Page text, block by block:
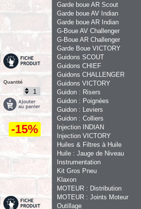
Quantité
-15%
Garde boue AR Scout
Garde boue AV Indian
Garde boue AR Indian
G-Boue AV Challenger
G-Boue AR Challenger
Garde Boue VICTORY
Guidons SCOUT
Guidons CHIEF
Guidons CHALLENGER
Guidons VICTORY
Guidon : Risers
Guidon : Poignées
Guidon : Leviers
Guidon : Colliers
Injection INDIAN
Injection VICTORY
Huiles & Filtres à Huile
Huile : Jauge de Niveau
Instrumentation
Kit Gros Pneu
Klaxon
MOTEUR : Distribution
MOTEUR : Joints Moteur
Outillage